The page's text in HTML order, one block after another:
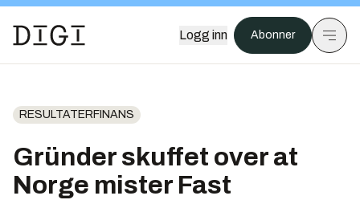
Logg inn Abonner
RESULTATERFINANS
Gründer skuffet over at
Norge mister Fast